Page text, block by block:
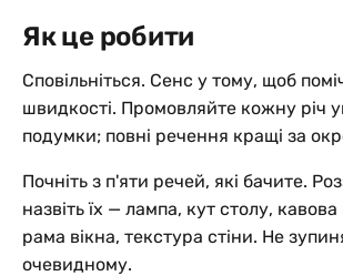
Як це робити
Сповільніться. Сенс у тому, щоб
швидкості. Промовляйте кожну річ
подумки; повні речення кращі за
Почніть з п'яти речей, які бачите.
назвіть їх — лампа, кут столу,
рама вікна, текстура стіни. Не
очевидному.